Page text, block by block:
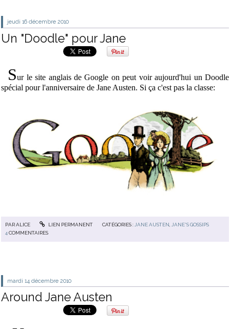
jeudi 16 décembre 2010
Un "Doodle" pour Jane
Sur le site anglais de Google on peut voir aujourd'hui un Doodle
spécial pour l'anniversaire de Jane Austen. Si ça c'est pas la classe:
PARALICE LIEN PERMANENT CATÉGORIES :JANE AUSTEN,JANE'S GOSSIPS
4COMMENTAIRES
mardi 14 décembre 2010
Around Jane Austen